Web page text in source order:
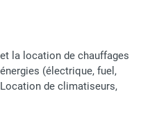
la location de chauffages
(électrique, fuel,
de climatiseurs,